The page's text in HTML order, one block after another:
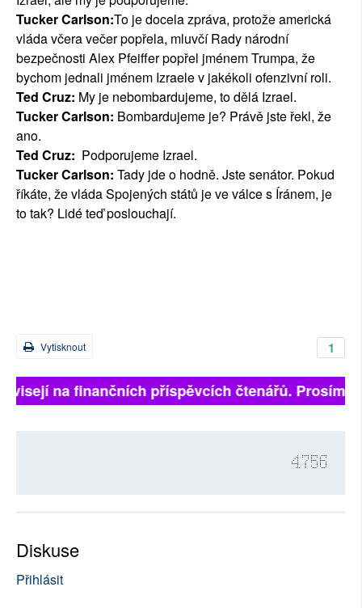
Tucker Carlson:To je docela zpráva, protože americká
vláda včera večer popřela, mluvčí Rady národní
bezpečnosti Alex Pfeiffer popřel jménem Trumpa, že
bychom jednali jménem Izraele v jakékoli ofenzivní roli.
Ted Cruz: My je nebombardujeme, to dělá Izrael.
Tucker Carlson: Bombardujeme je? Právě jste řekl, že
ano.
Ted Cruz: Podporujeme Izrael.
Tucker Carlson: Tady jde o hodně. Jste senátor. Pokud
říkáte, že vláda Spojených států je ve válce s Íránem, je
to tak? Lidé teď poslouchají.
1
Vytisknout
na finančních příspěvcích čtenářů. Prosíme,
4756
Diskuse
Přihlásit